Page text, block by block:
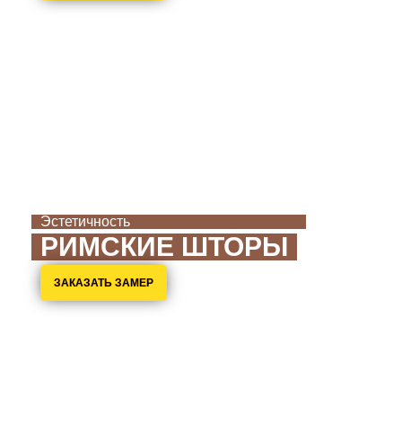
Эстетичность
РИМСКИЕ ШТОРЫ
ЗАКАЗАТЬ ЗАМЕР